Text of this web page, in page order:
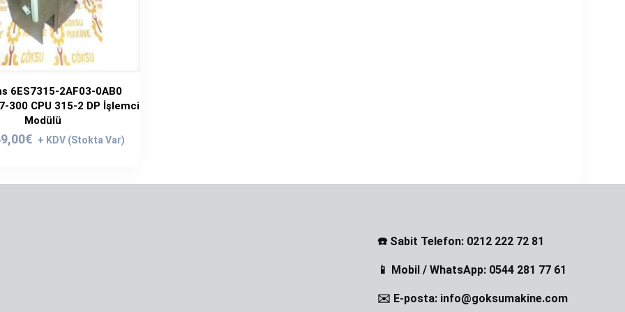
6ES7315-2AF03-0AB0
300 CPU 315-2 DP İşlemci
Modülü
€
Şu
☎️ Sabit Telefon: 0212 222 72 81
📱 Mobil / WhatsApp: 0544 281 77 61
✉️ E-posta: info@goksumakine.com